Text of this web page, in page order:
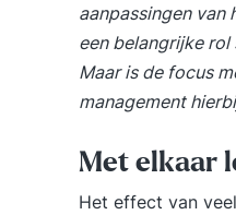
aanpassingen van
een belangrijke
Maar is de focus
management
Met elkaar
Het effect van